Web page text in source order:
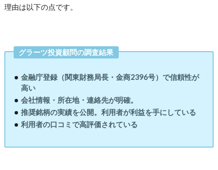
理由は以下の点です。
グラーツ投資顧問の調査結果
金融庁登録（関東財務局長・金商2396号）で信頼性が
高い
会社情報・所在地・連絡先が明確。
推奨銘柄の実績を公開。利用者が利益を手にしている
利用者の口コミで高評価されている